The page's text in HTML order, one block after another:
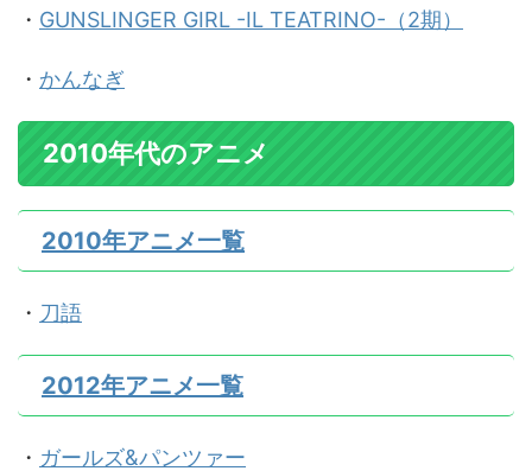
・ GUNSLINGER GIRL -IL TEATRINO-（2期）
・ かんなぎ
2010年代のアニメ
2010年アニメ一覧
・ 刀語
2012年アニメ一覧
・ ガールズ&パンツァー